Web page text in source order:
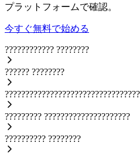
プラットフォームで確認。
今すぐ無料で始める
???????????? ????????
?????? ????????
????????? ?????????????????????
?????????? ????????